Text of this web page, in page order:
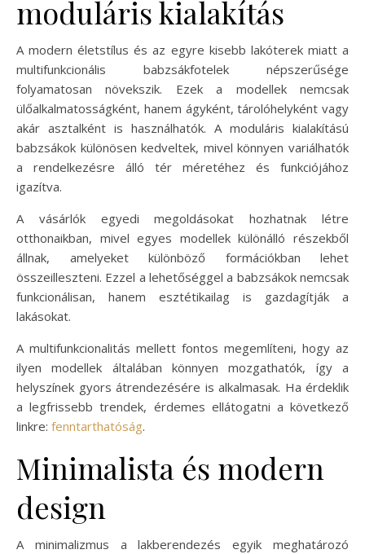
moduláris kialakítás
A modern életstílus és az egyre kisebb lakóterek miatt a
multifunkcionális babzsákfotelek népszerűsége
folyamatosan növekszik. Ezek a modellek nemcsak
ülőalkalmatosságként, hanem ágyként, tárolóhelyként vagy
akár asztalként is használhatók. A moduláris kialakítású
babzsákok különösen kedveltek, mivel könnyen variálhatók
a rendelkezésre álló tér méretéhez és funkciójához
igazítva.
A vásárlók egyedi megoldásokat hozhatnak létre
otthonaikban, mivel egyes modellek különálló részekből
állnak, amelyeket különböző formációkban lehet
összeilleszteni. Ezzel a lehetőséggel a babzsákok nemcsak
funkcionálisan, hanem esztétikailag is gazdagítják a
lakásokat.
A multifunkcionalitás mellett fontos megemlíteni, hogy az
ilyen modellek általában könnyen mozgathatók, így a
helyszínek gyors átrendezésére is alkalmasak. Ha érdeklik
a legfrissebb trendek, érdemes ellátogatni a következő
linkre: fenntarthatóság.
Minimalista és modern
design
A minimalizmus a lakberendezés egyik meghatározó